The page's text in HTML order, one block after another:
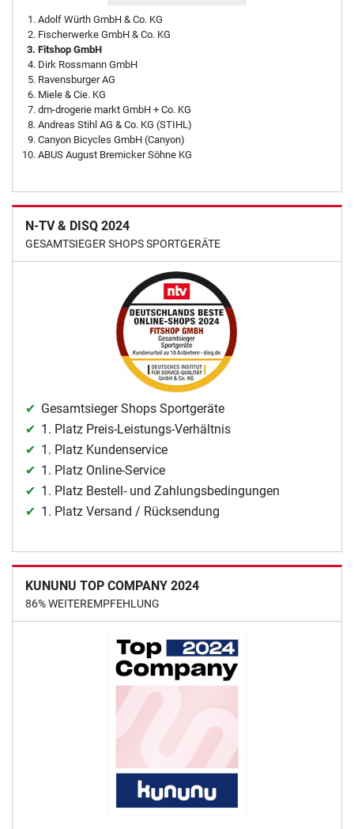
Adolf Würth GmbH & Co. KG
Fischerwerke GmbH & Co. KG
Fitshop GmbH
Dirk Rossmann GmbH
Ravensburger AG
Miele & Cie. KG
dm-drogerie markt GmbH + Co. KG
Andreas Stihl AG & Co. KG (STIHL)
Canyon Bicycles GmbH (Canyon)
ABUS August Bremicker Söhne KG
N-TV & DISQ 2024
GESAMTSIEGER SHOPS SPORTGERÄTE
Gesamtsieger Shops Sportgeräte
1. Platz Preis-Leistungs-Verhältnis
1. Platz Kundenservice
1. Platz Online-Service
1. Platz Bestell- und Zahlungsbedingungen
1. Platz Versand / Rücksendung
KUNUNU TOP COMPANY 2024
86% WEITEREMPFEHLUNG